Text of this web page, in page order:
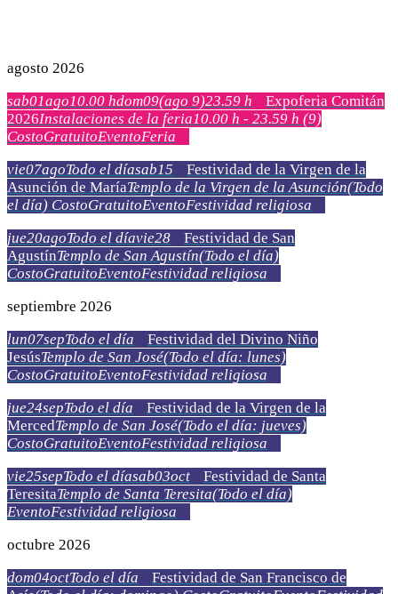
agosto 2026
sab01ago10.00 hdom09(ago 9)23.59 h
Expoferia Comitán
2026Instalaciones de la feria10.00 h - 23.59 h (9)
CostoGratuitoEventoFeria
vie07agoTodo el díasab15
Festividad de la Virgen de la
Asunción de MaríaTemplo de la Virgen de la Asunción(Todo
el día) CostoGratuitoEventoFestividad religiosa
jue20agoTodo el díavie28
Festividad de San
AgustínTemplo de San Agustín(Todo el día)
CostoGratuitoEventoFestividad religiosa
septiembre 2026
lun07sepTodo el día
Festividad del Divino Niño
JesúsTemplo de San José(Todo el día: lunes)
CostoGratuitoEventoFestividad religiosa
jue24sepTodo el día
Festividad de la Virgen de la
MercedTemplo de San José(Todo el día: jueves)
CostoGratuitoEventoFestividad religiosa
vie25sepTodo el díasab03oct
Festividad de Santa
TeresitaTemplo de Santa Teresita(Todo el día)
EventoFestividad religiosa
octubre 2026
dom04octTodo el día
Festividad de San Francisco de